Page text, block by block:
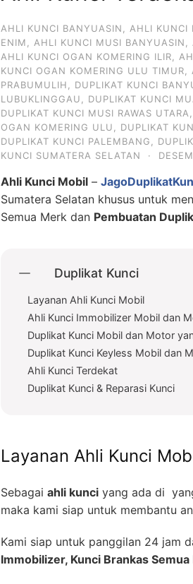
AHLI KUNCI BANYUASIN AHLI KUNCI
ENIM
AHLI KUNCI MUSI BANYUASIN
AHLI KUNCI OGAN KOMERING ILIR
KUNCI OGAN KOMERING ULU TIMUR
PRABUMULIH
DUPLIKAT KUNCI
LUBUKLINGGAU
DUPLIKAT KUNCI
DUPLIKAT KUNCI MUSI RAWAS UTARA
OGAN KOMERING ULU
DUPLIKAT
DUPLIKAT KUNCI PALEMBANG
KUNCI SUMATERA SELATAN
·
Ahli Kunci Mobil –
Sumatera Selatan khusus untuk
Semua Merk dan Pembuatan
Duplikat Kunci
Layanan Ahli Kunci Mobil
Ahli Kunci Immobilizer Mobil dan
Duplikat Kunci Mobil dan Motor
Duplikat Kunci Keyless Mobil dan
Ahli Kunci Terdekat
Duplikat Kunci & Reparasi Kunci
Layanan Ahli Kunci
Sebagai ahli kunci yang ada di
maka kami siap untuk membantu
Kami siap untuk panggilan 24 jam
Immobilizer, Kunci Brankas